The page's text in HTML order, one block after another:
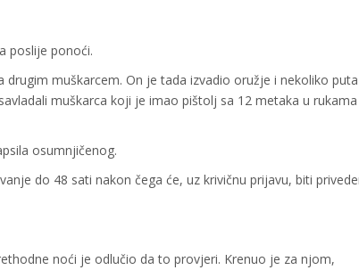
poslije ponoći.
muškarcem. On je tada izvadio oružje i nekoliko puta
muškarca koji je imao pištolj sa 12 metaka u rukama
osumnjičenog.
do 48 sati nakon čega će, uz krivičnu prijavu, biti
noći je odlučio da to provjeri. Krenuo je za njom,